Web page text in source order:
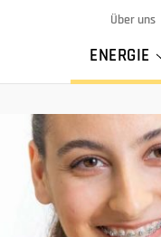
Über uns
ENERGIE